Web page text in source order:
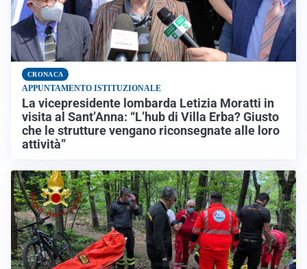
CRONACA
APPUNTAMENTO ISTITUZIONALE
La vicepresidente lombarda Letizia Moratti in
visita al Sant’Anna: “L’hub di Villa Erba? Giusto
che le strutture vengano riconsegnate alle loro
attività”